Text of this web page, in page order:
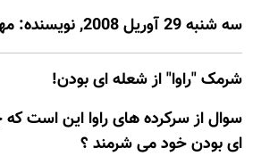
سه شنبه 29 آوريل 2008, نويسنده: مهدی نیک آیین
شرمک "راوا" از شعله ای بودن!
سوال از سرکرده های راوا این است
ای بودن خود می شرمند ؟